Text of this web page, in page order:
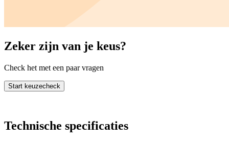
Zeker zijn van je keus?
Check het met een paar vragen
Start keuzecheck
Technische specificaties